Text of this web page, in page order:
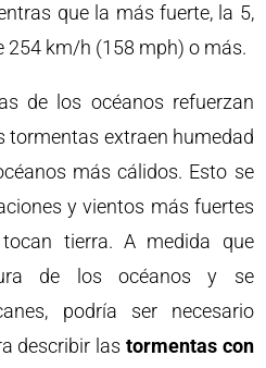
que la más fuerte, la 5,
254 km/h (158 mph) o más.
de los océanos refuerzan
tormentas extraen humedad
más cálidos. Esto se
y vientos más fuertes
tierra. A medida que
de los océanos y se
podría ser necesario
describir las tormentas con